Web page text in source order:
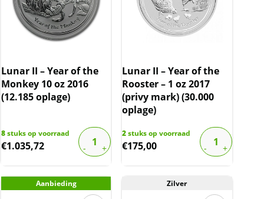
Lunar II – Year of the
Monkey 10 oz 2016
(12.185 oplage)
8stuks op voorraad
€1.035,72
Lunar II – Year of the
Rooster – 1 oz 2017
(privy mark) (30.000
oplage)
2stuks op voorraad
€175,00
Aanbieding Zilver